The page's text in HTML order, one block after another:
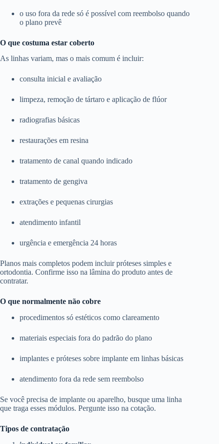
o uso fora da rede só é possível com reembolso quando
o plano prevê
O que costuma estar coberto
As linhas variam, mas o mais comum é incluir:
consulta inicial e avaliação
limpeza, remoção de tártaro e aplicação de flúor
radiografias básicas
restaurações em resina
tratamento de canal quando indicado
tratamento de gengiva
extrações e pequenas cirurgias
atendimento infantil
urgência e emergência 24 horas
Planos mais completos podem incluir próteses simples e
ortodontia. Confirme isso na lâmina do produto antes de
contratar.
O que normalmente não cobre
procedimentos só estéticos como clareamento
materiais especiais fora do padrão do plano
implantes e próteses sobre implante em linhas básicas
atendimento fora da rede sem reembolso
Se você precisa de implante ou aparelho, busque uma linha
que traga esses módulos. Pergunte isso na cotação.
Tipos de contratação